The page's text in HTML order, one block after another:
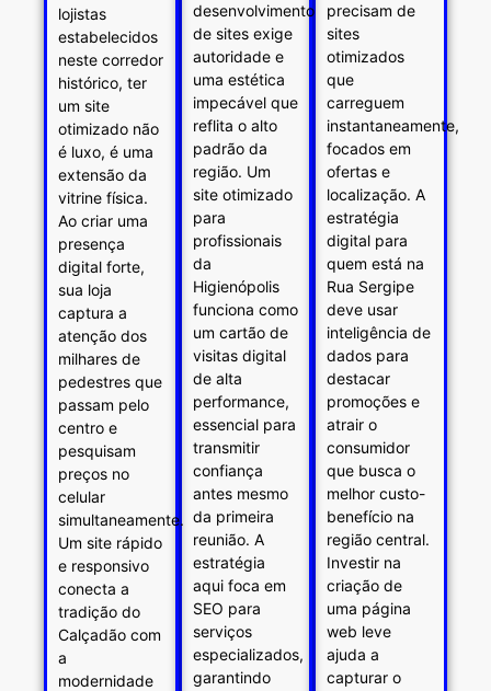
precisam de
sites
otimizados
que
carreguem
instantaneamente,
focados em
ofertas e
localização. A
estratégia
digital para
quem está na
Rua Sergipe
deve usar
inteligência de
dados para
destacar
promoções e
atrair o
consumidor
que busca o
melhor custo-
benefício na
região central.
Investir na
criação de
uma página
web leve
ajuda a
capturar o
desenvolvimento
de sites exige
autoridade e
uma estética
impecável que
reflita o alto
padrão da
região. Um
site otimizado
para
profissionais
da
Higienópolis
funciona como
um cartão de
visitas digital
de alta
performance,
essencial para
transmitir
confiança
antes mesmo
da primeira
reunião. A
estratégia
aqui foca em
SEO para
serviços
especializados,
garantindo
lojistas
estabelecidos
neste corredor
histórico, ter
um site
otimizado não
é luxo, é uma
extensão da
vitrine física.
Ao criar uma
presença
digital forte,
sua loja
captura a
atenção dos
milhares de
pedestres que
passam pelo
centro e
pesquisam
preços no
celular
simultaneamente.
Um site rápido
e responsivo
conecta a
tradição do
Calçadão com
a
modernidade